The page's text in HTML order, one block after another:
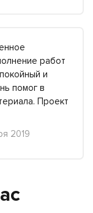
работ
и
помог в
Проект
2019